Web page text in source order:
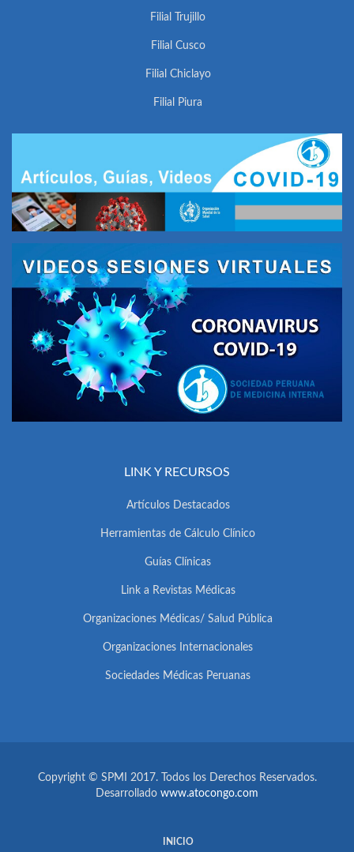
Filial Trujillo
Filial Cusco
Filial Chiclayo
Filial Piura
LINK Y RECURSOS
Artículos Destacados
Herramientas de Cálculo Clínico
Guías Clínicas
Link a Revistas Médicas
Organizaciones Médicas/ Salud Pública
Organizaciones Internacionales
Sociedades Médicas Peruanas
Copyright © SPMI 2017. Todos los Derechos Reservados.
Desarrollado www.atocongo.com
INICIO